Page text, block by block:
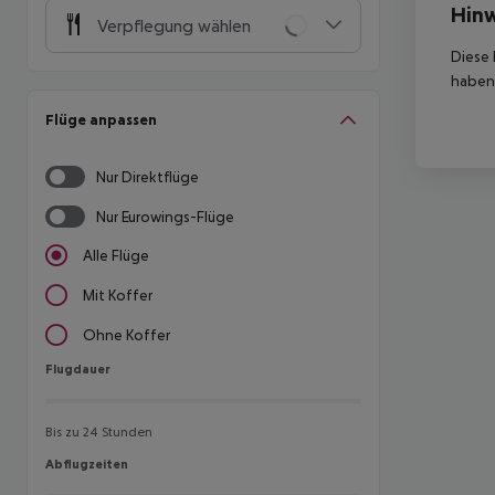
Verpflegung wählen
Flüge anpassen
Nur Direktflüge
Nur Eurowings-Flüge
Alle Flüge
Mit Koffer
Ohne Koffer
Flugdauer
Flugdauer
Bis zu 24 Stunden
Abflugzeiten
Abflugzeiten
Diese